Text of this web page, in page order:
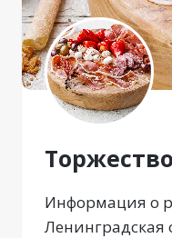
Торжество
Информация о
Ленинградская